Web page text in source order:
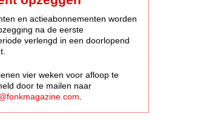
en actieabonnementen worden
na de eerste
verlengd in een doorlopend
vier weken voor afloop te
door te mailen naar